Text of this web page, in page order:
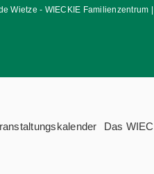
Wietze - WIECKIE Familienzentrum
Das